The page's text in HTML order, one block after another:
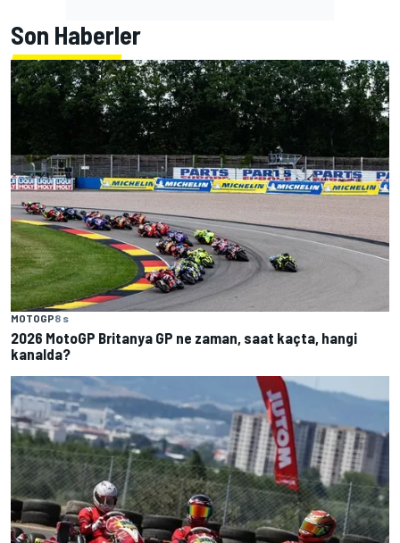
Son Haberler
MOTOGP8 s
2026 MotoGP Britanya GP ne zaman, saat kaçta, hangi
kanalda?